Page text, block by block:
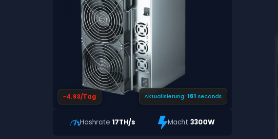
-4.93/Tag Aktualisierung:160 seconds
Hashrate 17TH/s Macht 3300W